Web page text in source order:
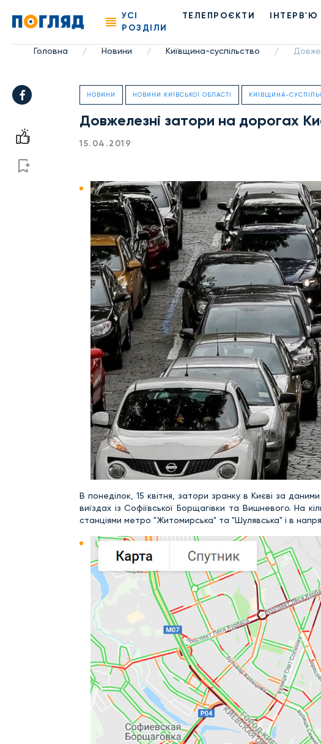
УСІ
РОЗДІЛИ
ТЕЛЕПРОЄКТИ ІНТЕРВ'Ю
Головна / Новини / Київщина-суспільство /
НОВИНИ НОВИНИ КИЇВСЬКОЇ ОБЛАСТІ КИЇВЩИНА-
Довжелезні затори на дорогах
15.04.2019
В понеділок, 15 квітня, затори зранку в Києві за
виїздах із Софіївської Борщагівки та Вишневого. На
станціями метро "Житомирська" та "Шулявська" і в